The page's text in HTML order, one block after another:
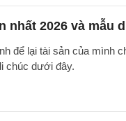
nhất 2026 và mẫu
để lại tài sản của
chúc dưới đây.